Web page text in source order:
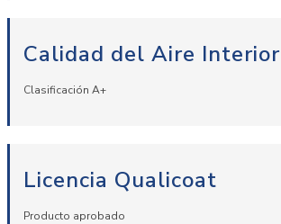
Calidad del Aire Interior
Clasificación A+
Licencia Qualicoat
Producto aprobado